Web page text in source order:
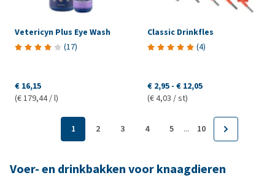
Vetericyn Plus Eye Wash
(17)
€ 16,15
(€ 179,44 / l)
Classic Drinkfles
(4)
€ 2,95 - € 12,05
(€ 4,03 / st)
1 2 3 4 5 ... 10
Voer- en drinkbakken voor knaagdieren